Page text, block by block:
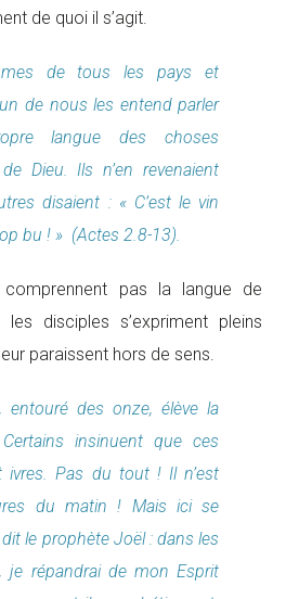
de quoi il s’agit.
de tous les pays et
de nous les entend parler
langue des choses
Dieu. Ils n’en revenaient
disaient : « C’est le vin
bu ! » (Actes 2.8-13).
pas la langue de
disciples s’expriment pleins
paraissent hors de sens.
entouré des onze, élève la
insinuent que ces
ivres. Pas du tout ! Il n’est
du matin ! Mais ici se
dit le prophète Joël : dans les
je répandrai de mon Esprit